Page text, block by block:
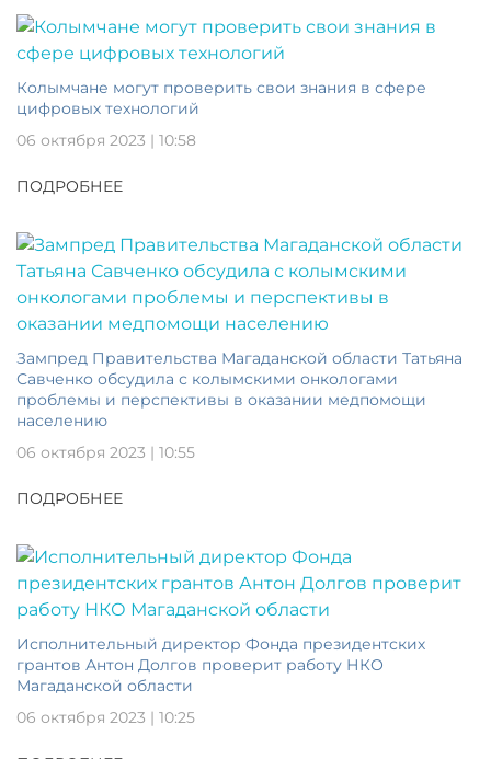
Колымчане могут проверить свои знания в сфере
цифровых технологий
06 октября 2023 | 10:58
ПОДРОБНЕЕ
Зампред Правительства Магаданской области Татьяна
Савченко обсудила с колымскими онкологами
проблемы и перспективы в оказании медпомощи
населению
06 октября 2023 | 10:55
ПОДРОБНЕЕ
Исполнительный директор Фонда президентских
грантов Антон Долгов проверит работу НКО
Магаданской области
06 октября 2023 | 10:25